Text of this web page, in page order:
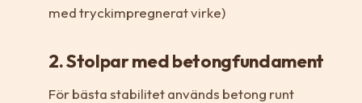
med tryckimpregnerat virke)
2. Stolpar med betongfundament
För bästa stabilitet används betong runt